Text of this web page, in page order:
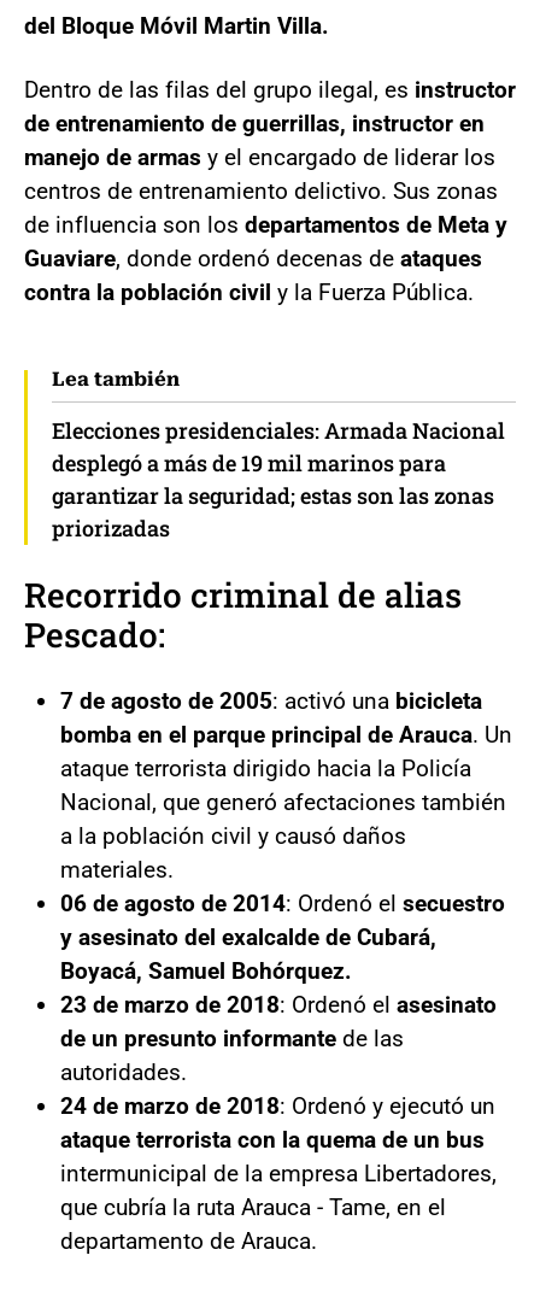
del Bloque Móvil Martin Villa.
Dentro de las filas del grupo ilegal, es instructor
de entrenamiento de guerrillas, instructor en
manejo de armas y el encargado de liderar los
centros de entrenamiento delictivo. Sus zonas
de influencia son los departamentos de Meta y
Guaviare, donde ordenó decenas de ataques
contra la población civil y la Fuerza Pública.
Lea también
Elecciones presidenciales: Armada Nacional
desplegó a más de 19 mil marinos para
garantizar la seguridad; estas son las zonas
priorizadas
Recorrido criminal de alias
Pescado:
7 de agosto de 2005: activó una bicicleta
bomba en el parque principal de Arauca. Un
ataque terrorista dirigido hacia la Policía
Nacional, que generó afectaciones también
a la población civil y causó daños
materiales.
06 de agosto de 2014: Ordenó el secuestro
y asesinato del exalcalde de Cubará,
Boyacá, Samuel Bohórquez.
23 de marzo de 2018: Ordenó el asesinato
de un presunto informante de las
autoridades.
24 de marzo de 2018: Ordenó y ejecutó un
ataque terrorista con la quema de un bus
intermunicipal de la empresa Libertadores,
que cubría la ruta Arauca - Tame, en el
departamento de Arauca.